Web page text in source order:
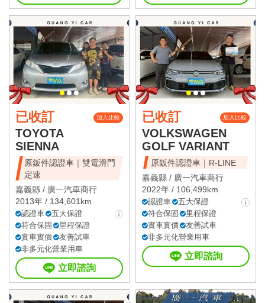
已收訂 加入比較
TOYOTA
SIENNA
原鈑件認證車｜雙電滑門
定速
嘉義縣 / 廣一汽車商行
2013年 / 134,601km
認證車
五大保證
符合保固
里程保證
實車實價
友善試車
非多元化營業用車
立即諮詢
已收訂 加入比較
VOLKSWAGEN
GOLF VARIANT
原鈑件認證車｜R-LINE
嘉義縣 / 廣一汽車商行
2022年 / 106,499km
認證車
五大保證
符合保固
里程保證
實車實價
友善試車
非多元化營業用車
立即諮詢